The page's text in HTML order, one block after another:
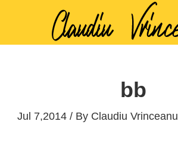
bb
Jul 7,2014 / By Claudiu Vrinceanu